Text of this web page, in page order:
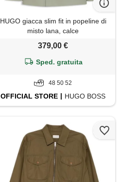
HUGO giacca slim fit in popeline di
misto lana, calce
379,00 €
Sped. gratuita
48 50 52
OFFICIAL STORE HUGO BOSS